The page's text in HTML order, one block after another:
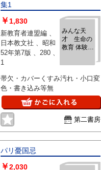
集1
みんな天
才 生命の
教育 体験集
￥ 1,830
新教育者連盟編 、
日本教文社 、昭和
52年第7版 、280 、
1
帯欠・カバーくすみ汚れ・小口変
色・書き込み等無
第二書房
パリ憂国忌
￥2,030